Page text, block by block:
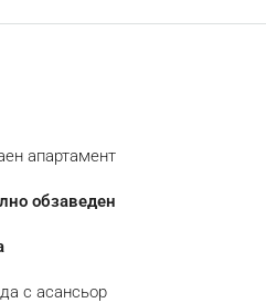
апартамент
обзаведен
с асансьор